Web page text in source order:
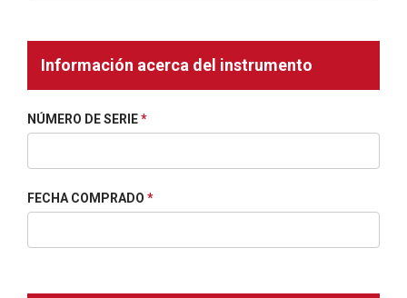
Información acerca del instrumento
NÚMERO DE SERIE*
FECHA COMPRADO *